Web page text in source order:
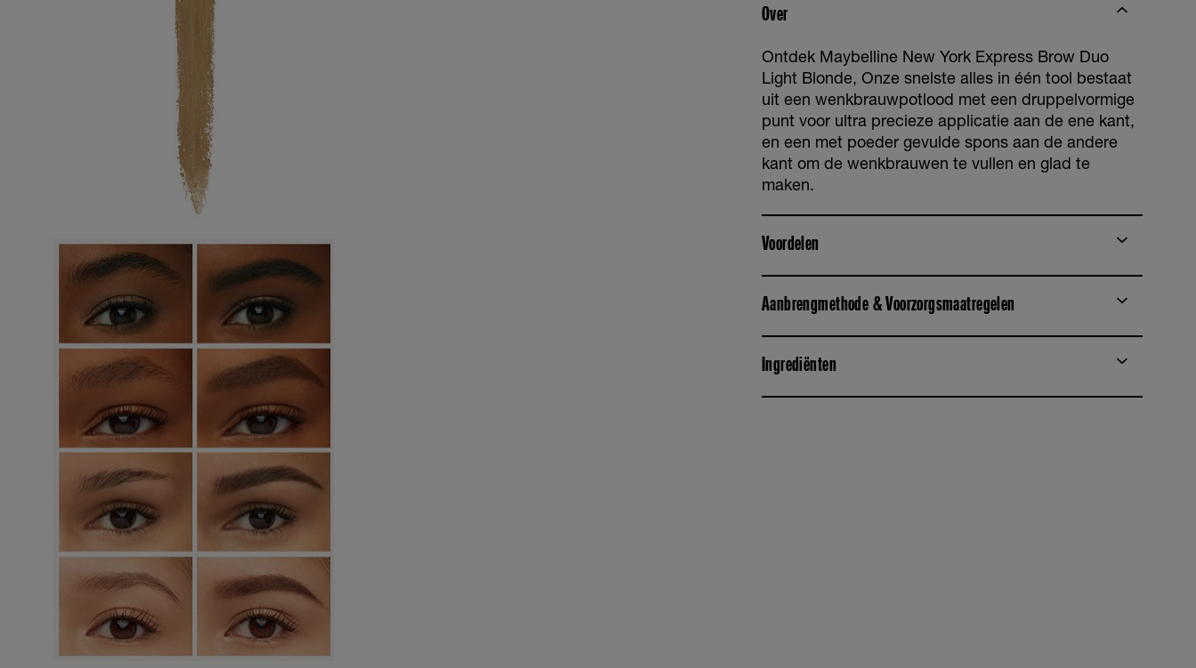
Over
Ontdek Maybelline New York Express Brow Duo
Light Blonde, Onze snelste alles in één tool bestaat
uit een wenkbrauwpotlood met een druppelvormige
punt voor ultra precieze applicatie aan de ene kant,
en een met poeder gevulde spons aan de andere
kant om de wenkbrauwen te vullen en glad te
maken.
Voordelen
Aanbrengmethode & Voorzorgsmaatregelen
Ingrediënten